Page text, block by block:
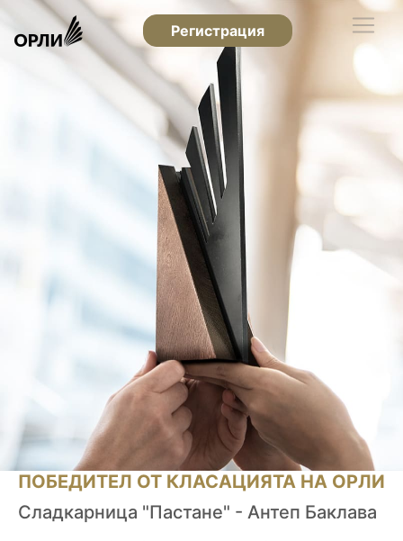
Регистрация
ПОБЕДИТЕЛ ОТ КЛАСАЦИЯТА НА ОРЛИ
Сладкарница "Пастане" - Антеп Баклава